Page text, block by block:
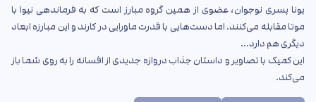
یونا پسری نوجوان، عضوی از همین گروه مبارز است که به فرماندهی نیوا با
موتا مقابله می‌کنند. اما دست‌هایی با قدرت ماورایی در کارند و این مبارزه ابعاد
دیگری هم دارد...
این کمیک با تصاویر و داستان جذاب دروازه جدیدی از افسانه را به روی شما باز
می‌کند.